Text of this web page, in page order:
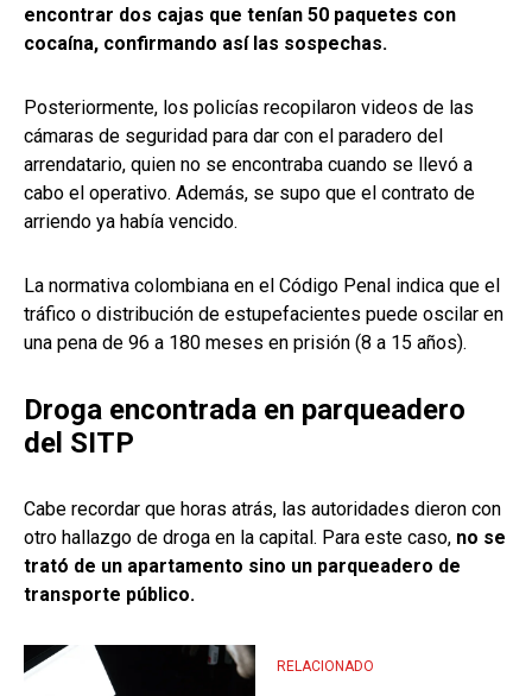
encontrar dos cajas que tenían 50 paquetes con
cocaína, confirmando así las sospechas.
Posteriormente, los policías recopilaron videos de las
cámaras de seguridad para dar con el paradero del
arrendatario, quien no se encontraba cuando se llevó a
cabo el operativo. Además, se supo que el contrato de
arriendo ya había vencido.
La normativa colombiana en el Código Penal indica que el
tráfico o distribución de estupefacientes puede oscilar en
una pena de 96 a 180 meses en prisión (8 a 15 años).
Droga encontrada en parqueadero
del SITP
Cabe recordar que horas atrás, las autoridades dieron con
otro hallazgo de droga en la capital. Para este caso, no se
trató de un apartamento sino un parqueadero de
transporte público.
RELACIONADO